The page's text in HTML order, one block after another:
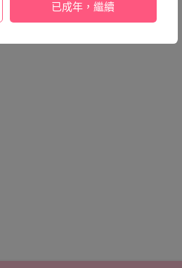
已成年，繼續